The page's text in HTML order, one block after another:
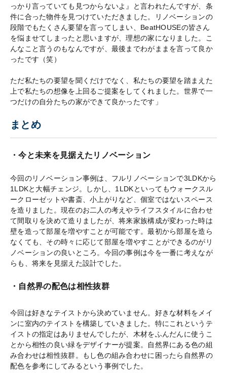
っかり言っていても見つからないよ』と言われたんですが、条
件に合った物件を見つけていただきました。リノベーションの
段階でもたくさん要望を言ってしまい、BeatHOUSEの皆さん
を悩ませてしまったと思いますが、理想の家になりました。こ
んなこと言うのもなんですが、最後までわがままを言って良か
ったです（笑）
ただ私たちの要望を聞くだけでなく、私たちの要望を踏まえた
上で私たちの想像を上回るご提案をしてくれました。世界で一
つだけの自分たちの家ができて良かったです」
まとめ
・今と未来を見据えたリノベーション
今回のリノベーション事例は、フルリノベーションで3LDKから
1LDKと大幅チェンジ。しかし、1LDKといってもウォークスル
ークローゼットや書斎、小上がりなど、個室ではないスペース
を造りました。現在のお二人の考えやライフスタイルに合わせ
て間取りを決めて造りましたが、将来家族構成が変わった時は
壁を造って部屋を増やすことが可能です。最初から部屋を造ら
なくても、その時々に応じて部屋を増やすことができるのがリ
ノベーションの良いところ。今回の事例は今を一番に考えなが
らも、将来を見据えた設計でした。
・自然界の配色は相性抜群
今回は好きなテイストから決めていません。好きな材料をメイ
ンに室内のテイストを構築していきました。特にこれというテ
イストの指定はありませんでしたが、木材をふんだんに使うこ
とから相性の良い緑をデザイナーが提案。自然界にある色の組
み合わせは相性抜群。もし色の組み合わせに困ったら自然界の
配色を参考にしてみるという事例でした。